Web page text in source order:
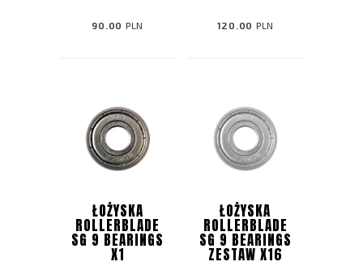
90.00 PLN 120.00 PLN
ŁOŻYSKA
ROLLERBLADE
SG 9 BEARINGS
X1
ŁOŻYSKA
ROLLERBLADE
SG 9 BEARINGS
ZESTAW X16